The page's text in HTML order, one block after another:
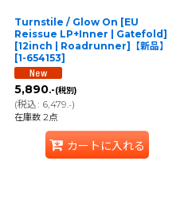
Turnstile / Glow On [EU
Reissue LP+Inner | Gatefold]
[12inch | Roadrunner]【新品】
[1-654153]
5,890.-(税別)
(税込: 6,479.-)
在庫数 2点
カートに入れる